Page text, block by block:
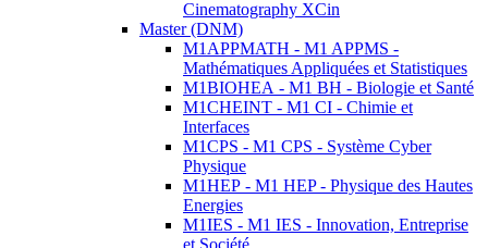
Cinematography XCin
Master (DNM)
M1APPMATH - M1 APPMS -
Mathématiques Appliquées et Statistiques
M1BIOHEA - M1 BH - Biologie et Santé
M1CHEINT - M1 CI - Chimie et
Interfaces
M1CPS - M1 CPS - Système Cyber
Physique
M1HEP - M1 HEP - Physique des Hautes
Energies
M1IES - M1 IES - Innovation, Entreprise
et Société